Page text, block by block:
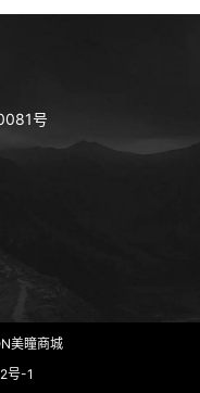
号
美瞳商城
号-1